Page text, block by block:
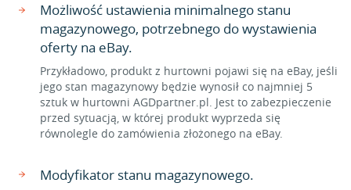
Możliwość ustawienia minimalnego stanu
magazynowego, potrzebnego do wystawienia
oferty na eBay.
Przykładowo, produkt z hurtowni pojawi się na eBay, jeśli
jego stan magazynowy będzie wynosił co najmniej 5
sztuk w hurtowni AGDpartner.pl. Jest to zabezpieczenie
przed sytuacją, w której produkt wyprzeda się
równolegle do zamówienia złożonego na eBay.
Modyfikator stanu magazynowego.